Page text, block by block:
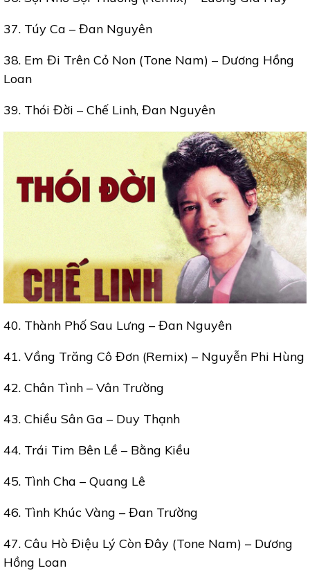
37. Túy Ca – Đan Nguyên
38. Em Đi Trên Cỏ Non (Tone Nam) – Dương Hồng
Loan
39. Thói Đời – Chế Linh, Đan Nguyên
40. Thành Phố Sau Lưng – Đan Nguyên
41. Vầng Trăng Cô Đơn (Remix) – Nguyễn Phi Hùng
42. Chân Tình – Vân Trường
43. Chiều Sân Ga – Duy Thạnh
44. Trái Tim Bên Lề – Bằng Kiều
45. Tình Cha – Quang Lê
46. Tình Khúc Vàng – Đan Trường
47. Câu Hò Điệu Lý Còn Đây (Tone Nam) – Dương
Hồng Loan